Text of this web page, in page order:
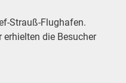
Strauß-Flughafen.
die Besucher